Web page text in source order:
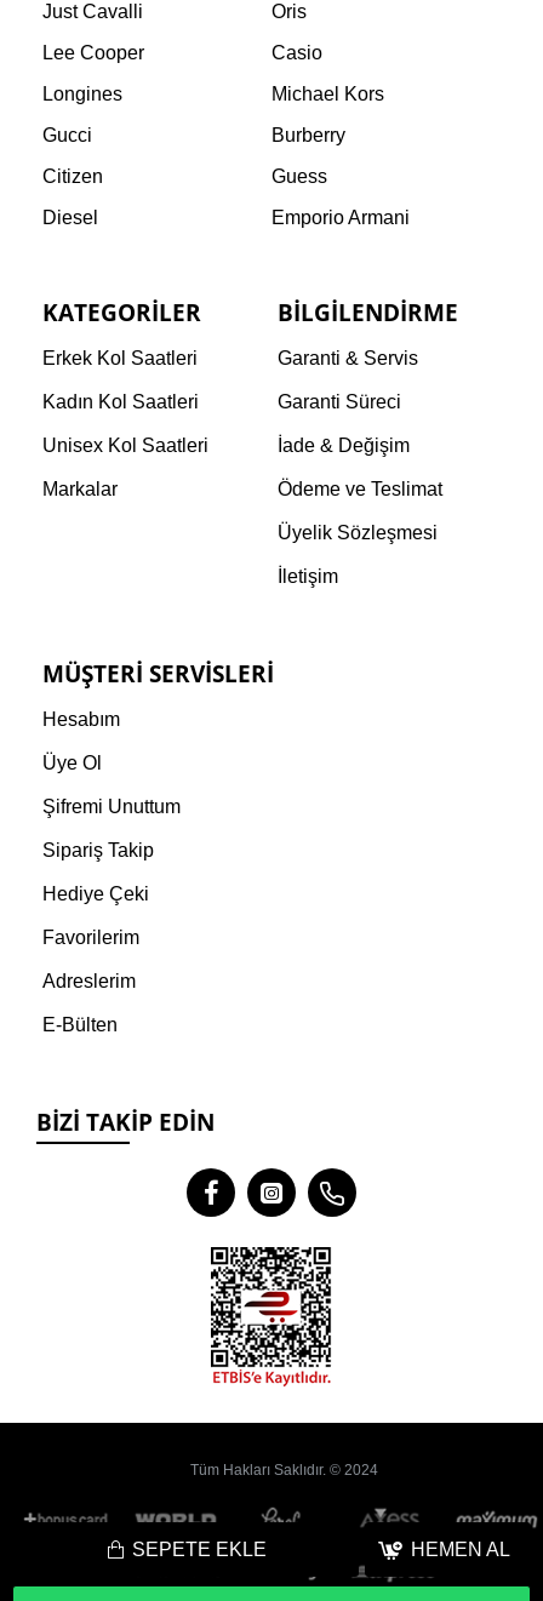
SEPETE EKLE HEMEN AL
Just Cavalli
Oris
Lee Cooper
Casio
Longines
Michael Kors
Gucci
Burberry
Citizen
Guess
Diesel
Emporio Armani
KATEGORILER
Erkek Kol Saatleri
Kadın Kol Saatleri
Unisex Kol Saatleri
Markalar
BILGILENDIRME
Garanti & Servis
Garanti Süreci
İade & Değişim
Ödeme ve Teslimat
Üyelik Sözleşmesi
İletişim
MÜŞTERI SERVISLERI
Hesabım
Üye Ol
Şifremi Unuttum
Sipariş Takip
Hediye Çeki
Favorilerim
Adreslerim
E-Bülten
BIZI TAKIP EDIN
Tüm Hakları Saklıdır. © 2024